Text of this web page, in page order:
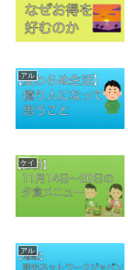
アル
ケイ
アル